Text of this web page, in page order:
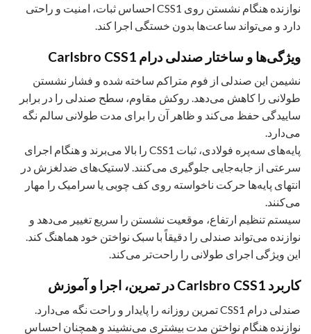
نوازنده هنگام نشستن روی CSS1 احساس ثبات، امنیت و راحتی
دارد و می‌تواند ساعت‌ها بدون خستگی اجرا کند.
ویژگی‌ها و ساختار صندلی درام Carlsbro CSS1
نشیمن این صندلی از فوم متراکم ساخته شده و فشار نشستن
طولانی را کاهش می‌دهد. روکش مقاوم، سطح صندلی را در برابر
ساییدگی حفظ می‌کند و ظاهر آن را برای مدت طولانی سالم نگه
می‌دارد.
پایه‌های سه‌پره فولادی، ثبات CSS1 را بالا می‌برند و هنگام اجرای
سرعتی از جابه‌جایی جلوگیری می‌کنند. لاستیک‌های ضدلغزش در
انتهای پایه‌ها حرکت ناخواسته روی کف چوبی یا سرامیک را مهار
می‌کنند.
سیستم تنظیم ارتفاع، موقعیت نشستن را سریع تغییر می‌دهد و
نوازنده می‌تواند صندلی را دقیقاً با سبک نواختن خود هماهنگ کند.
این ویژگی اجرای طولانی را راحت‌تر می‌کند.
کاربرد Carlsbro CSS1 در تمرین، اجرا و آموزش
صندلی درام CSS1 تمرین روزانه را پایدار و راحت نگه می‌دارد.
نوازنده هنگام نواختن مدت بیشتری می‌نشیند و همچنان احساس